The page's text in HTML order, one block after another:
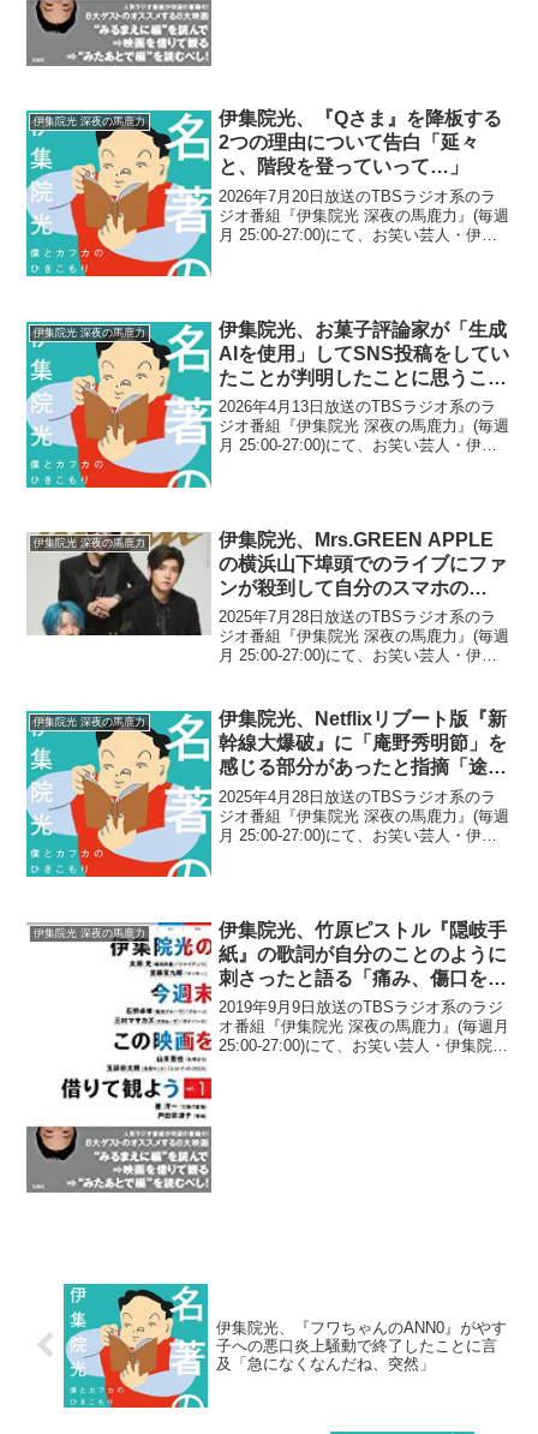
伊集院光 深夜の馬鹿力
伊集院光、『Qさま』を降板する
2つの理由について告白「延々
と、階段を登っていって…」
2026年7月20日放送のTBSラジオ系のラ
ジオ番組『伊集院光 深夜の馬鹿力』(毎週
月 25:00-27:00)にて、お笑い芸人・伊集
伊集院光 深夜の馬鹿力
伊集院光、お菓子評論家が「生成
AIを使用」してSNS投稿をしてい
たことが判明したことに思うこと
「俺らも陥りがちなんだけど…」
2026年4月13日放送のTBSラジオ系のラ
ジオ番組『伊集院光 深夜の馬鹿力』(毎週
月 25:00-27:00)にて、お笑い芸人・伊集
伊集院光 深夜の馬鹿力
伊集院光、Mrs.GREEN APPLE
の横浜山下埠頭でのライブにファ
ンが殺到して自分のスマホの
「GPSが効かなくなった」ことで
驚く
2025年7月28日放送のTBSラジオ系のラ
ジオ番組『伊集院光 深夜の馬鹿力』(毎週
月 25:00-27:00)にて、お笑い芸人・伊集
のスマホの「GPSが効...
伊集院光 深夜の馬鹿力
伊集院光、Netflixリブート版『新
幹線大爆破』に「庵野秀明節」を
感じる部分があったと指摘「途
中、これは…」
2025年4月28日放送のTBSラジオ系のラ
ジオ番組『伊集院光 深夜の馬鹿力』(毎週
月 25:00-27:00)にて、お笑い芸人・伊集
伊集院光 深夜の馬鹿力
伊集院光、竹原ピストル『隠岐手
紙』の歌詞が自分のことのように
刺さったと語る「痛み、傷口を芸
にすり替え…」
2019年9月9日放送のTBSラジオ系のラジ
オ番組『伊集院光 深夜の馬鹿力』(毎週月
25:00-27:00)にて、お笑い芸人・伊集院光
伊集院光、『フワちゃんのANN0』がやす
子への悪口炎上騒動で終了したことに言
及「急になくなんだね、突然」